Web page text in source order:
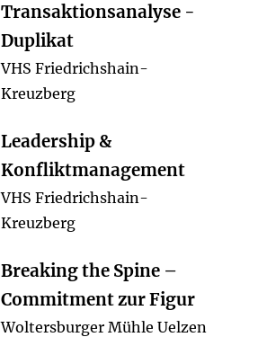
Transaktionsanalyse -
Duplikat
VHS Friedrichshain-
Kreuzberg
Leadership &
Konfliktmanagement
VHS Friedrichshain-
Kreuzberg
Breaking the Spine –
Commitment zur Figur
Woltersburger Mühle Uelzen